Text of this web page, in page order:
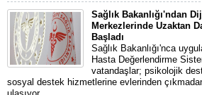
Sağlık Bakanlığı'ndan
Merkezlerinde Uzaktan
Başladı
Sağlık Bakanlığı'nca
Hasta Değerlendirme
vatandaşlar; psikolojik
sosyal destek hizmetlerine evlerinden